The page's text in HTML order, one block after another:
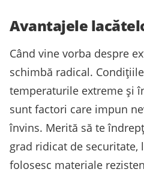
Avantajele
Când vine vorba despre
schimbă radical.
temperaturile extreme și
sunt factori care impun
învins. Merită să te
grad ridicat de securitate,
folosesc materiale